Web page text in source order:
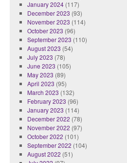
January 2024(117)
December 2023 (93)
November 2023 (114)
October 2023 (96)
September 2023 (110)
August 2023 (54)
July 2023 (78)
June 2023 (105)
May 2023 (89)
April 2023 (95)
March 2023 (132)
February 2023 (96)
January 2023 (114)
December 2022 (78)
November 2022 (97)
October 2022 (101)
September 2022 (104)
August 2022 (51)